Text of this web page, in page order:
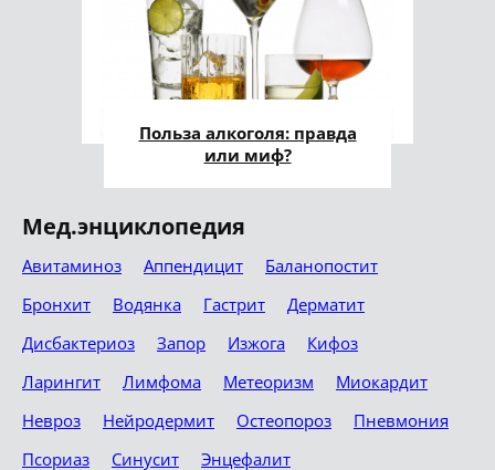
Польза алкоголя: правда
или миф?
Мед.энциклопедия
Авитаминоз Аппендицит
Баланопостит
Бронхит
Водянка Гастрит
Дерматит
Дисбактериоз
Запор Изжога
Кифоз
Ларингит
Лимфома Метеоризм
Миокардит
Невроз
Нейродермит Остеопороз
Пневмония
Псориаз
Синусит Энцефалит